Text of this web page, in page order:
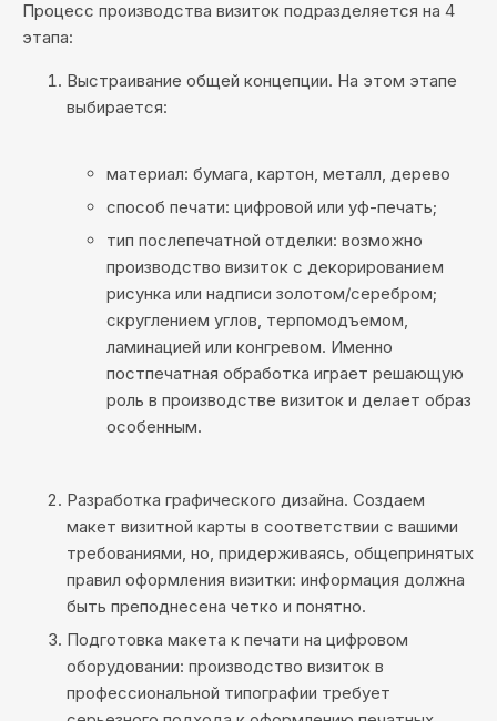
Процесс производства визиток подразделяется на 4
этапа:
Выстраивание общей концепции. На этом этапе
выбирается:
материал: бумага, картон, металл, дерево
способ печати: цифровой или уф-печать;
тип послепечатной отделки: возможно
производство визиток с декорированием
рисунка или надписи золотом/серебром;
скруглением углов, терпомодъемом,
ламинацией или конгревом. Именно
постпечатная обработка играет решающую
роль в производстве визиток и делает образ
особенным.
Разработка графического дизайна. Создаем
макет визитной карты в соответствии с вашими
требованиями, но, придерживаясь, общепринятых
правил оформления визитки: информация должна
быть преподнесена четко и понятно.
Подготовка макета к печати на цифровом
оборудовании: производство визиток в
профессиональной типографии требует